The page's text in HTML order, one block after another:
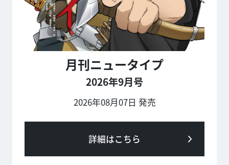
月刊ニュータイプ
2026年9月号
2026年08月07日 発売
詳細はこちら